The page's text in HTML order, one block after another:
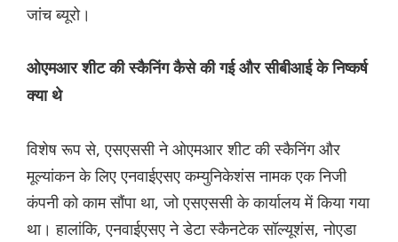
जांच ब्यूरो।
ओएमआर शीट की स्कैनिंग कैसे की गई और सीबीआई के निष्कर्ष
क्या थे
विशेष रूप से, एसएससी ने ओएमआर शीट की स्कैनिंग और
मूल्यांकन के लिए एनवाईएसए कम्युनिकेशंस नामक एक निजी
कंपनी को काम सौंपा था, जो एसएससी के कार्यालय में किया गया
था। हालांकि, एनवाईएसए ने डेटा स्कैनटेक सॉल्यूशंस, नोएडा